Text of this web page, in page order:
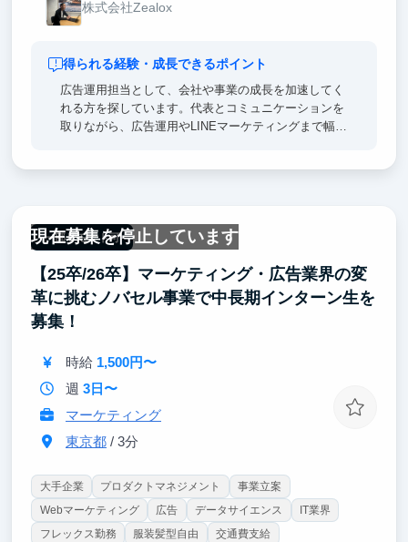
株式会社Zealox
得られる経験・成長できるポイント
広告運用担当として、会社や事業の成長を加速してく
れる方を探しています。代表とコミュニケーションを
取りながら、広告運用やLINEマーケティングまで幅広
現在募集を停止しています
一部リモート可
【25卒/26卒】マーケティング・広告業界の変
革に挑むノバセル事業で中長期インターン生を
募集！
時給 1,500円〜
週 3日〜
マーケティング
東京都/ 3分
大手企業 プロダクトマネジメント
事業立案
Webマーケティング
広告 データサイエンス
IT業界
フレックス勤務
服装髪型自由 交通費支給